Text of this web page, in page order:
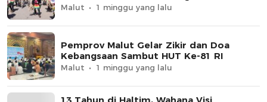
Malut 1 minggu yang lalu
Pemprov Malut Gelar Zikir dan Doa
Kebangsaan Sambut HUT Ke-81 RI
Malut 1 minggu yang lalu